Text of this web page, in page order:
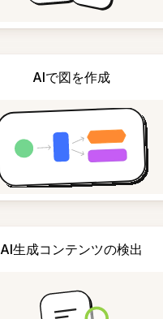
AIで図を作成
AI生成コンテンツの検出